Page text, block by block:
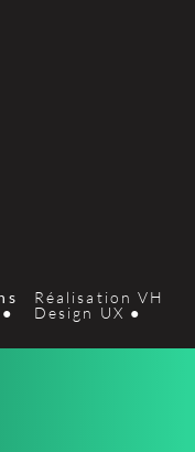
Réalisation VH
Design UX ●